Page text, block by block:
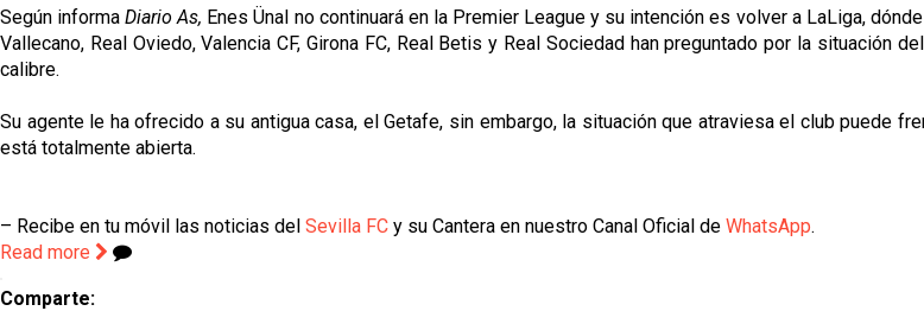
Según informaDiario As, Enes Ünal no continuará en la Premier League y su intención es volver a LaLiga,
Vallecano, Real Oviedo, Valencia CF, Girona FC, Real Betis y Real Sociedad han preguntado por la
calibre.
Su agente le ha ofrecido a su antigua casa, el Getafe, sin embargo, la situación que atraviesa el club puede
está totalmente abierta.
– Recibe en tu móvil las noticias del Sevilla FC y su Cantera en nuestro Canal Oficial de WhatsApp.
Read more
Comparte: